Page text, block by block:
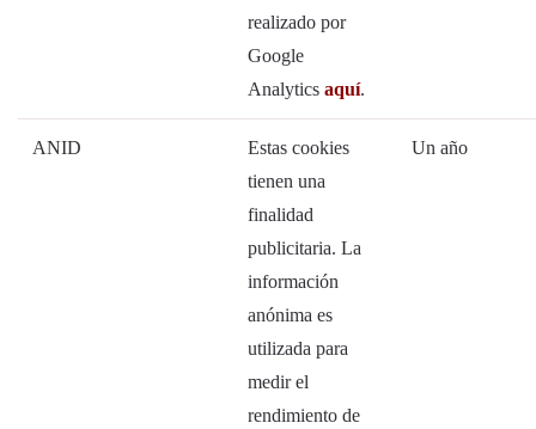
realizado por
Google
Analytics aquí.
ANID
Estas cookies
tienen una
finalidad
publicitaria. La
información
anónima es
utilizada para
medir el
rendimiento de
Un año